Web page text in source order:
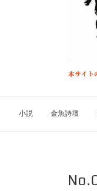
小説 金魚詩壇